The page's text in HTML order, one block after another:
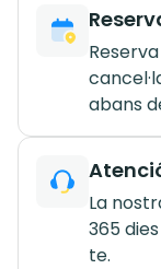
abans
La
365
te.